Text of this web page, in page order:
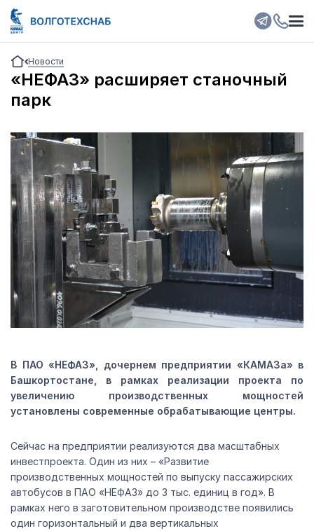
Новости
«НЕФАЗ» расширяет станочный
парк
В ПАО «НЕФАЗ», дочернем предприятии «КАМАЗа» в
Башкортостане, в рамках реализации проекта по
увеличению производственных мощностей
установлены современные обрабатывающие центры.
Сейчас на предприятии реализуются два масштабных
инвестпроекта. Один из них – «Развитие
производственных мощностей по выпуску пассажирских
автобусов в ПАО «НЕФАЗ» до 3 тыс. единиц в год». В
рамках него в заготовительном производстве появились
один горизонтальный и два вертикальных